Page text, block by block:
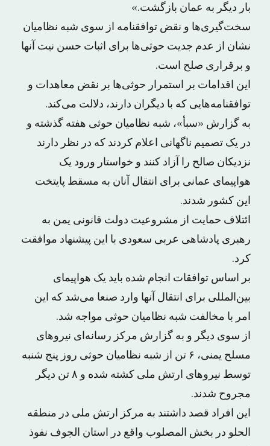
بار دیگر به عمان بازگشت.»
سخت‌گیری‌ها و نقض توافقنامه از سوی شبه نظامیان
نشان از عدم جدیت حوثی‌ها برای اثبات حسن نیت آنها
و برقراری صلح است.
این اقدامات بر استمرار حوثی‌ها بر نقض معاهدات و
توافقنامه‌هایی که با دیگران دارند، دلالت می‌کند.
به گزارش «سبأ»، شبه نظامیان حوثی هفته گذشته و
در یک تصمیم ناگهانی اعلام کردند که در نظر دارند
نزدیکان صالح را آزاد کنند و خواستار ورود یک
هواپیمای عمانی برای انتقال آنان به مسقط پایتخت
این کشور شدند.
ائتلاف حمایت از مشروعیت دولت قانونی یمن به
رهبری پادشاهی عربی سعودی با این پیشنهاد موافقت
کرد.
بر اساس توافقات انجام شده باید یک هواپیمای
بین‌المللی برای انتقال آنها وارد صنعا می‌شد که این
امر با مخالفت شبه نظامیان حوثی مواجه شد.
از سوی دیگر و به گزارش مرکز رسانه‌ای نیروهای
مسلح یمنی، ۶ تن از شبه نظامیان حوثی روز پنج شنبه
توسط نیروهای ارتش ملی کشته شده و ۸ تن دیگر
مجروح شدند.
این افراد قصد داشتند به مرکز ارتش ملی در منطقه
الحلو در بخش المصلوب واقع در استان الجوف نفوذ